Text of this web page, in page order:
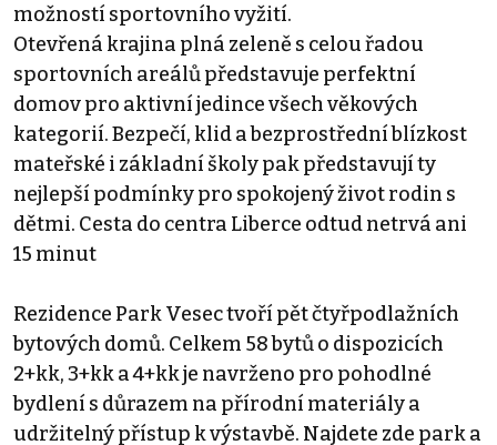
možností sportovního vyžití.
Otevřená krajina plná zeleně s celou řadou
sportovních areálů představuje perfektní
domov pro aktivní jedince všech věkových
kategorií. Bezpečí, klid a bezprostřední blízkost
mateřské i základní školy pak představují ty
nejlepší podmínky pro spokojený život rodin s
dětmi. Cesta do centra Liberce odtud netrvá ani
15 minut
Rezidence Park Vesec tvoří pět čtyřpodlažních
bytových domů. Celkem 58 bytů o dispozicích
2+kk, 3+kk a 4+kk je navrženo pro pohodlné
bydlení s důrazem na přírodní materiály a
udržitelný přístup k výstavbě. Najdete zde park a